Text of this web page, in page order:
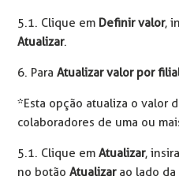
5.1. Clique em Definir valor,
Atualizar.
6. ParaAtualizar valor por
*Esta opção atualiza o valor
colaboradores de uma ou
5.1. Clique emAtualizar,
no botãoAtualizarao lado da